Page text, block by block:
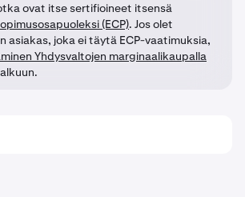
ovat itse sertifioineet itsensä
(ECP). Jos olet
asiakas, joka ei täytä ECP-vaatimuksia,
Yhdysvaltojen marginaalikaupalla